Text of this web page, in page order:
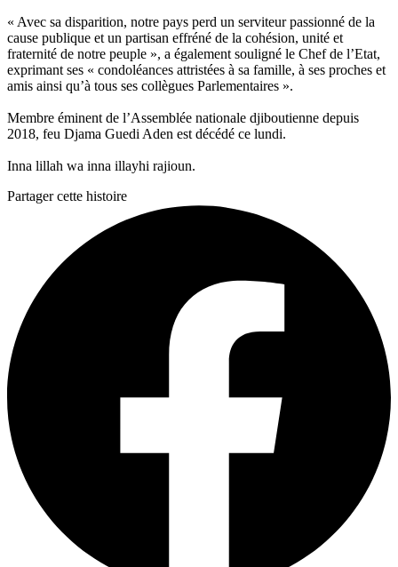
« Avec sa disparition, notre pays perd un serviteur passionné de la
cause publique et un partisan effréné de la cohésion, unité et
fraternité de notre peuple », a également souligné le Chef de l’Etat,
exprimant ses « condoléances attristées à sa famille, à ses proches et
amis ainsi qu’à tous ses collègues Parlementaires ».
Membre éminent de l’Assemblée nationale djiboutienne depuis
2018, feu Djama Guedi Aden est décédé ce lundi.
Inna lillah wa inna illayhi rajioun.
Partager cette histoire